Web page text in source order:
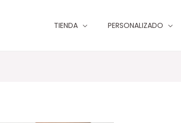
TIENDA PERSONALIZADO